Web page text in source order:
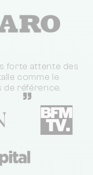
forte attente des
comme le
de référence.
”